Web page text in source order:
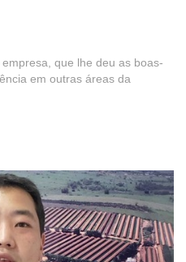
que lhe deu as boas-
em outras áreas da